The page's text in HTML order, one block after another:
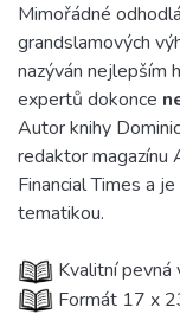
Mimořádné
grandslamových
nazýván nejlepším
expertů dokonce
Autor knihy
redaktor magazínu
Financial Times a
tematikou.
Kvalitní pevná
Formát 17 x